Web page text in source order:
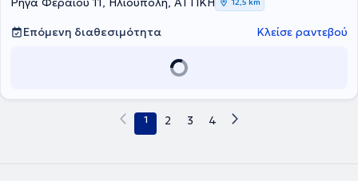
Επόμενη διαθεσιμότητα Κλείσε ραντεβού
1 2 3 4